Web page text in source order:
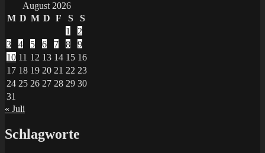
August 2026
M D M D F S
S
1
2
3
4 5 6 7 8
9
10 11 12 13 14 15 16
17 18 19 20 21 22 23
24 25 26 27 28 29 30
31
« Juli
Schlagworte